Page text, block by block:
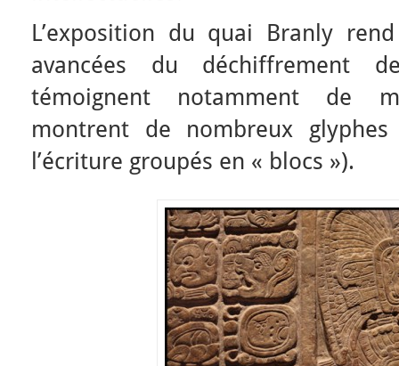
L’exposition du quai Branly
avancées du déchiffrement
témoignent notamment de
montrent de nombreux
l’écriture groupés en « blocs »).